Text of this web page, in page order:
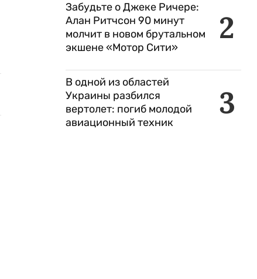
2
Забудьте о Джеке Ричере:
Алан Ритчсон 90 минут
молчит в новом брутальном
экшене «Мотор Сити»
3
В одной из областей
Украины разбился
вертолет: погиб молодой
авиационный техник